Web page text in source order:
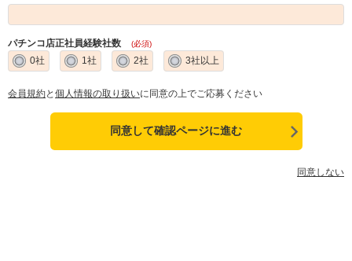
パチンコ店正社員経験社数 (必須)
0社 1社 2社 3社以上
会員規約と 個人情報の取り扱いに同意の上でご応募ください
同意しない